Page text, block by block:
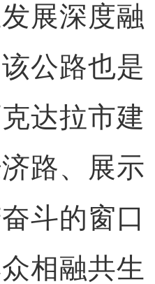
展深度融
公路也是
达拉市建
路、展示
斗的窗口
相融共生